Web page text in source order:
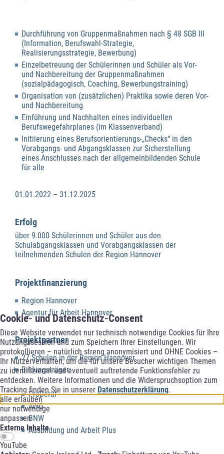
Cookie- und Datenschutz-Consent
Diese Website verwendet nur technisch notwendige Cookies für Ihre
Nutzungssession und zum Speichern Ihrer Einstellungen. Wir
protokollieren – natürlich streng anonymisiert und OHNE Cookies –
Ihr Nutzerverhalten, um die für unsere Besucher wichtigen Themen
zu identifizieren und eventuell auftretende Funktionsfehler zu
entdecken. Weitere Informationen und die Widerspruchsoption zum
Tracking finden Sie in unserer Datenschutzerklärung.
alle erlauben
nur notwendige
anpassen
Externe Inhalte
YouTube
Durchführung von Gruppenmaßnahmen nach § 48 SGB III
(Information, Berufswahl-Strategie,
Realisierungsstrategie, Bewerbung)
Einzelbetreuung der Schülerinnen und Schüler als Vor-
und Nachbereitung der Gruppenmaßnahmen
(sozialpädagogisch, Coaching, Bewerbungstraining)
Organisation von (zusätzlichen) Praktika sowie deren Vor-
und Nachbereitung
Einführung und Nachhalten eines individuellen
Berufswegefahrplanes (im Klassenverband)
Initiierung eines Berufsorientierungs-„Checks“ in den
Vorabgangs- und Abgangsklassen zur Sicherstellung
eines Anschlusses nach der allgemeinbildenden Schule
für alle
01.01.2022 – 31.12.2025
Erfolg
über 9.000 Schülerinnen und Schüler aus den
Schulabgangsklassen und Vorabgangsklassen der
teilnehmenden Schulen der Region Hannover
Projektfinanzierung
Region Hannover
Agentur für Arbeit Hannover
Projektpartner
27 Schulen in der Region Hannover
Bildungsträger:
ProBeruf
AWO
BNW
Ausbildung und Arbeit Plus